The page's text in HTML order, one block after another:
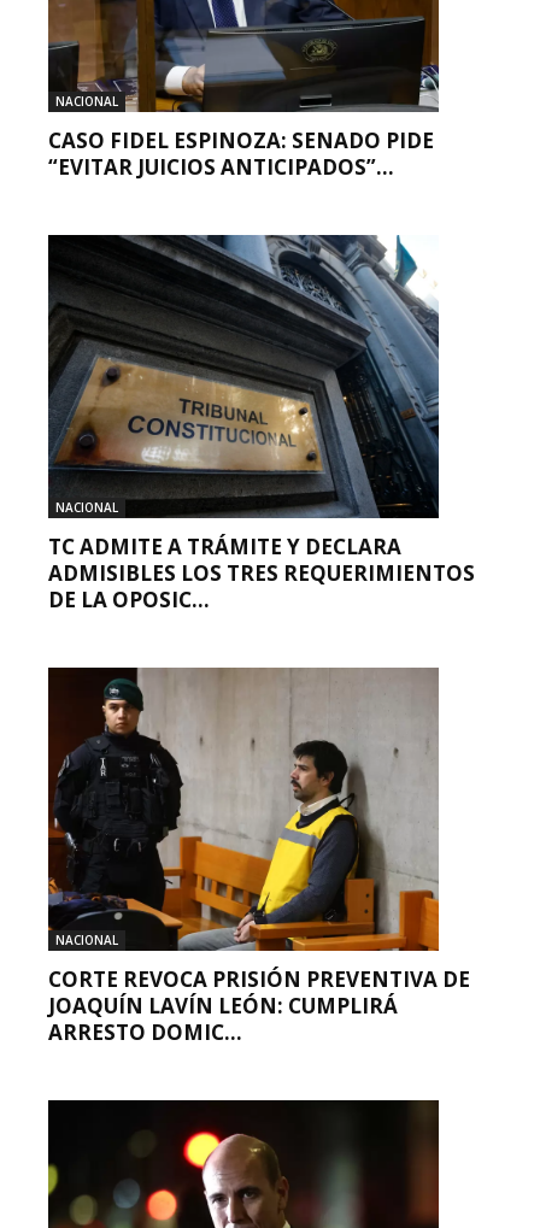
NACIONAL
CASO FIDEL ESPINOZA: SENADO PIDE
“EVITAR JUICIOS ANTICIPADOS”...
NACIONAL
TC ADMITE A TRÁMITE Y DECLARA
ADMISIBLES LOS TRES REQUERIMIENTOS
DE LA OPOSIC...
NACIONAL
CORTE REVOCA PRISIÓN PREVENTIVA DE
JOAQUÍN LAVÍN LEÓN: CUMPLIRÁ
ARRESTO DOMIC...